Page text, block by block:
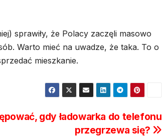
sprawiły, że Polacy zaczęli masowo
Warto mieć na uwadze, że taka. To o
mieszkanie.
gdy ładowarka do telefonu
przegrzewa się?